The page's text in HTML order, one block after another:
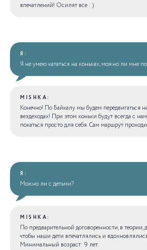
впечатлений! Осилят все : )
Я:
Я не умею кататься на коньках, можно ли мне
MISHKA:
Конечно! По Байкалу мы будем передвигаться
вездеходах! При этом коньки будут всегда с
покаться просто для себя. Сам маршрут
Я:
Можно ли с детьми?
MISHKA:
По предварительной договоренности, в теории,
чтобы наши дети впечатлялись и
Минимальный возраст: 9 лет.